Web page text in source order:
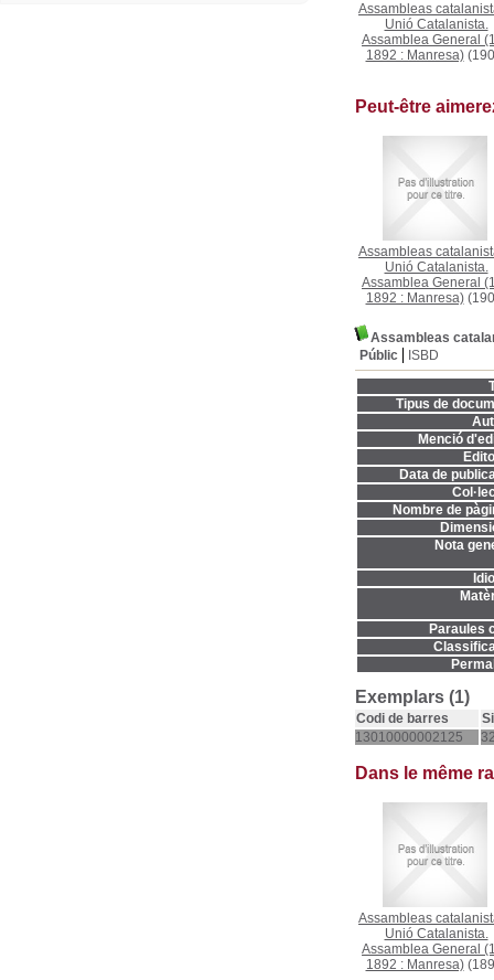
Assambleas
Unió Catalanista.
Assamblea General
1892 : Manresa)
Peut-être
Assambleas
Unió Catalanista.
Assamblea General
1892 : Manresa)
Assambleas
Públic
ISBD
Tipus de
Menció
Data de
Nombre de
Nota
Paraules
Exemplars (1)
Codi de barres
13010000002125
Dans le même
Assambleas
Unió Catalanista.
Assamblea General
1892 : Manresa)